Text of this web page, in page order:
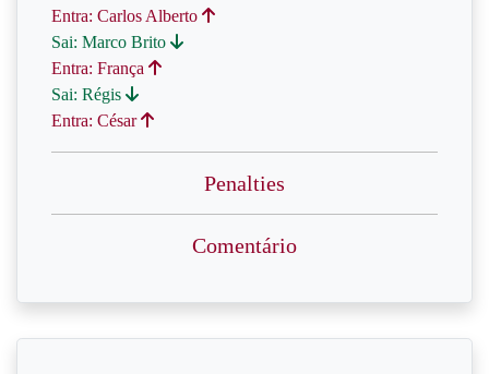
Entra: Carlos Alberto
Sai: Marco Brito
Entra: França
Sai: Régis
Entra: César
Penalties
Comentário